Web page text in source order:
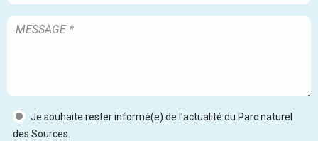
Je souhaite rester informé(e) de l’actualité du Parc naturel
des Sources.